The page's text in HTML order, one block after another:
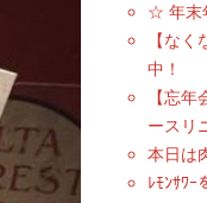
☆ 年末
【な
中！
【忘
ースリ
本日は
ﾚﾓﾝｻﾜｰ